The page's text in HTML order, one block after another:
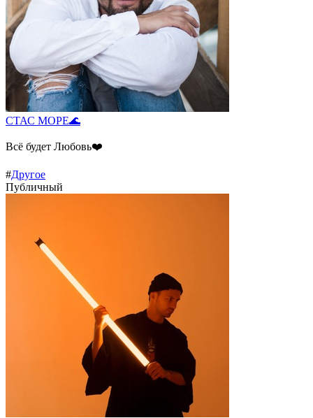
СТАС МОРЕ🌊
Всё будет Любовь❤️
#Другое
Публичный